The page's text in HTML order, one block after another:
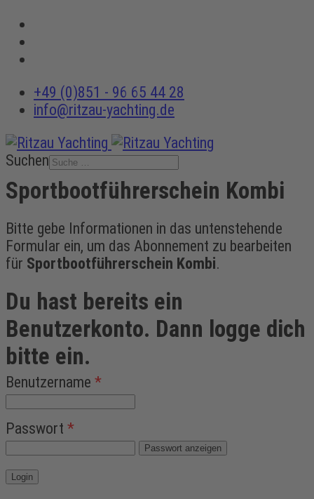
+49 (0)851 - 96 65 44 28
info@ritzau-yachting.de
Suchen
Sportbootführerschein Kombi
Bitte gebe Informationen in das untenstehende
Formular ein, um das Abonnement zu bearbeiten
für Sportbootführerschein Kombi.
Du hast bereits ein
Benutzerkonto. Dann logge dich
bitte ein.
Benutzername *
Passwort *
Passwort anzeigen